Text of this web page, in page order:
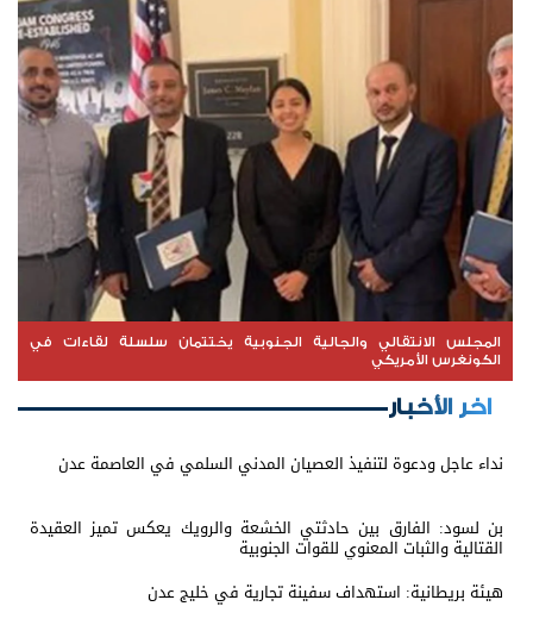
المجلس الانتقالي والجالية الجنوبية يختتمان سلسلة لقاءات في
الكونغرس الأمريكي
اخر الأخبار
نداء عاجل ودعوة لتنفيذ العصيان المدني السلمي في العاصمة عدن
بن لسود: الفارق بين حادثتي الخشعة والرويك يعكس تميز العقيدة
القتالية والثبات المعنوي للقوات الجنوبية
هيئة بريطانية: استهداف سفينة تجارية في خليج عدن